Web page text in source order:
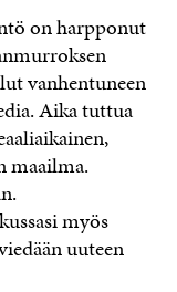
on harpponut
vanhentuneen
Aika tuttua
maailma.
myös
uuteen